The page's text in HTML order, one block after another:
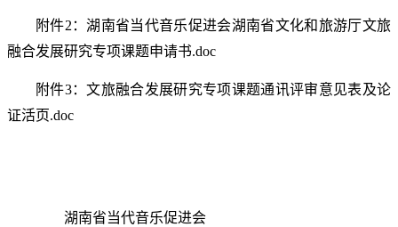
附件2：湖南省当代音乐促进会湖南省文化和旅游厅文旅
融合发展研究专项课题申请书.doc
附件3：文旅融合发展研究专项课题通讯评审意见表及论
证活页.doc
湖南省当代音乐促进会